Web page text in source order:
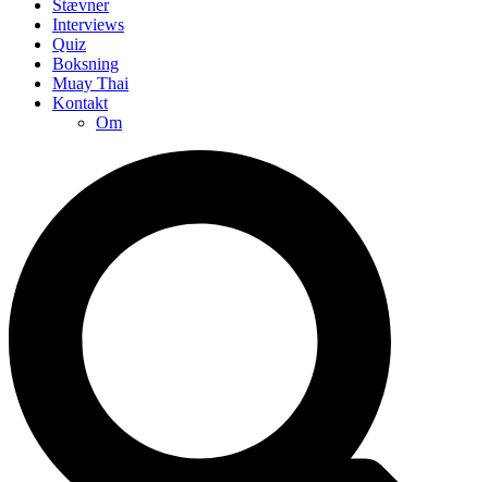
Stævner
Interviews
Quiz
Boksning
Muay Thai
Kontakt
Om